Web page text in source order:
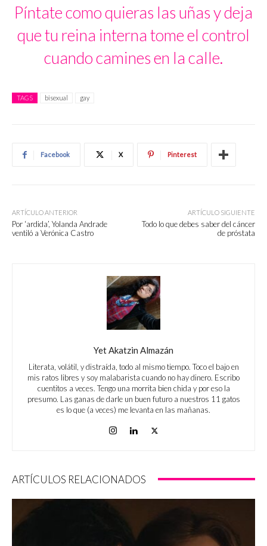
Píntate como quieras las uñas y deja
que tu reina interna tome el control
cuando camines en la calle.
TAGS bisexual gay
Facebook X Pinterest
ARTÍCULO ANTERIOR
Por ‘ardida’, Yolanda Andrade
ventiló a Verónica Castro
ARTÍCULO SIGUIENTE
Todo lo que debes saber del cáncer
de próstata
Yet Akatzin Almazán
Literata, volátil, y distraída, todo al mismo tiempo. Toco el bajo en
mis ratos libres y soy malabarista cuando no hay dinero. Escribo
cuentitos a veces. Tengo una morrita bien chida y por eso la
presumo. Las ganas de darle un buen futuro a nuestros 11 gatos
es lo que (a veces) me levanta en las mañanas.
ARTÍCULOS RELACIONADOS